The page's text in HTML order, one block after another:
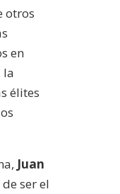
otros
en
la
élites
Juan
ser el